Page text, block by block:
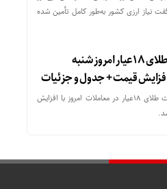
نیاز ارزی کشور به‌طور کامل تأمین شده
قیمت طلای 18عیار امروز شنبه
اکوایران: قیمت طلای 18عیار در معاملات امروز با افزایش